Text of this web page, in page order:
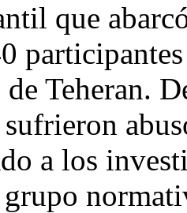
que
de Teheran.
a los
grupo